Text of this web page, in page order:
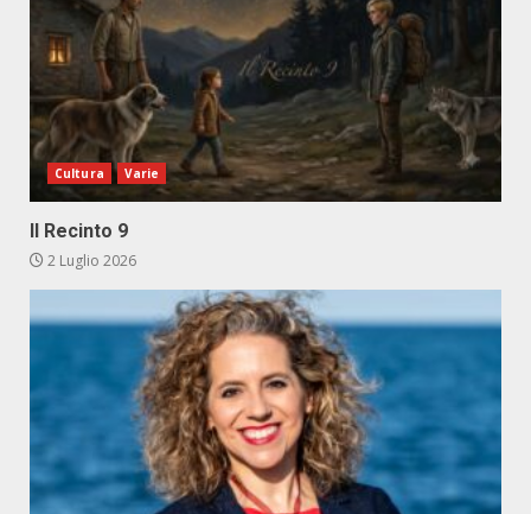
Cultura Varie
Il Recinto 9
2 Luglio 2026